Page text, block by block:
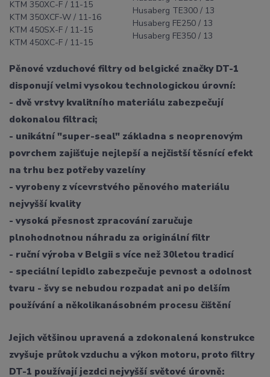
KTM 350XC-F / 11-15
KTM 350XCF-W / 11-16
KTM 450SX-F / 11-15
KTM 450XC-F / 11-15
Husaberg TE300 / 13
Husaberg FE250 / 13
Husaberg FE350 / 13
Pěnové vzduchové filtry od belgické značky DT-1
disponují velmi vysokou technologickou úrovní:
- dvě vrstvy kvalitního materiálu zabezpečují
dokonalou filtraci;
- unikátní "super-seal" základna s neoprenovým
povrchem zajišťuje nejlepší a nejčistší těsnící efekt
na trhu bez potřeby vazelíny
- vyrobeny z vícevrstvého pěnového materiálu
nejvyšší kvality
- vysoká přesnost zpracování zaručuje
plnohodnotnou náhradu za originální filtr
- ruční výroba v Belgii s více než 30letou tradicí
- speciální lepidlo zabezpečuje pevnost a odolnost
tvaru - švy se nebudou rozpadat ani po delším
používání a několikanásobném procesu čištění
Jejich většinou upravená a zdokonalená konstrukce
zvyšuje průtok vzduchu a výkon motoru, proto filtry
DT-1 používají jezdci nejvyšší světové úrovně: